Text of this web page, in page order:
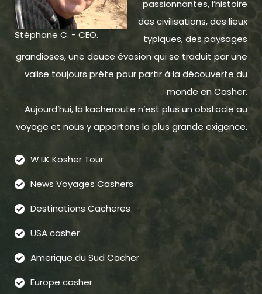
Stéphane C. - CEO.
passionnantes, l’histoire
des civilisations, des lieux
typiques, des paysages
grandioses, une douce évasion qui se traduit par une
valise toujours prête pour partir à la découverte du
monde en Casher.
Aujourd’hui, la kacheroute n’est plus un obstacle au
voyage et nous y apportons la plus grande exigence.
W.I.K Kosher Tour
News Voyages Cashers
Destinations Cacheres
USA casher
Amerique du Sud Cacher
Europe casher